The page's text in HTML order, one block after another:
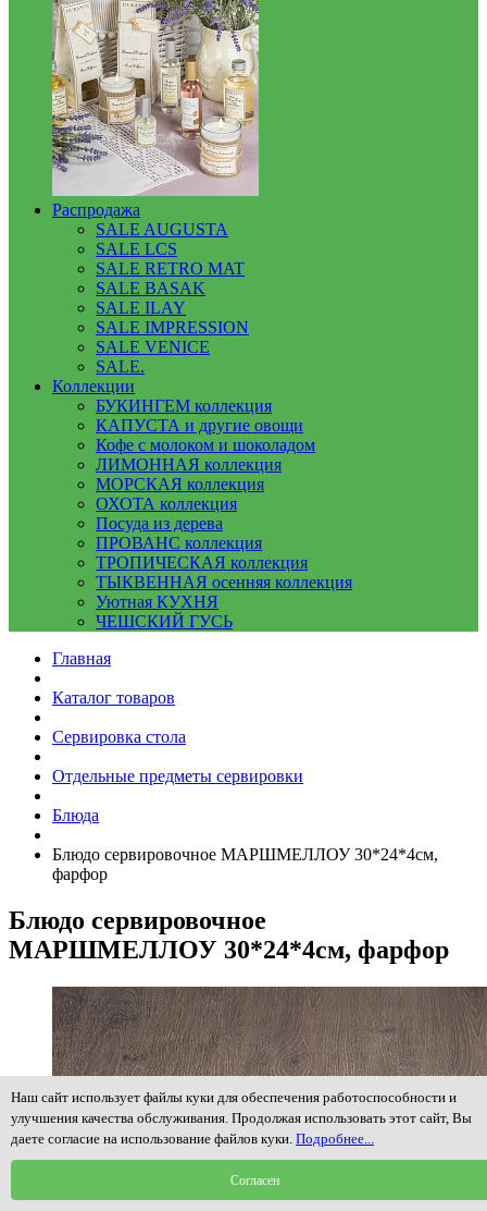
Распродажа
SALE AUGUSTA
SALE LCS
SALE RETRO MAT
SALE BASAK
SALE ILAY
SALE IMPRESSION
SALE VENICE
SALE.
Коллекции
БУКИНГЕМ коллекция
КАПУСТА и другие овощи
Кофе с молоком и шоколадом
ЛИМОННАЯ коллекция
МОРСКАЯ коллекция
ОХОТА коллекция
Посуда из дерева
ПРОВАНС коллекция
ТРОПИЧЕСКАЯ коллекция
ТЫКВЕННАЯ осенняя коллекция
Уютная КУХНЯ
ЧЕШСКИЙ ГУСЬ
Главная
Каталог товаров
Сервировка стола
Отдельные предметы сервировки
Блюда
Блюдо сервировочное МАРШМЕЛЛОУ 30*24*4см,
фарфор
Блюдо сервировочное
МАРШМЕЛЛОУ 30*24*4см, фарфор
Наш сайт использует файлы куки для обеспечения работоспособности и
улучшения качества обслуживания. Продолжая использовать этот сайт, Вы
даете согласие на использование файлов куки. Подробнее...
Согласен